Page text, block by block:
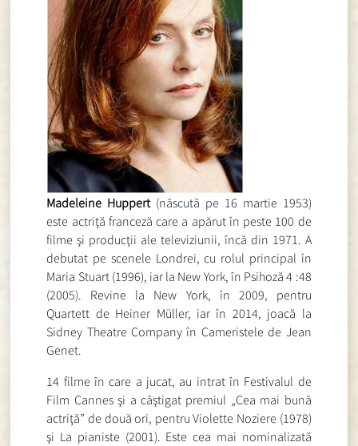
Madeleine Huppert(născută pe 16 martie 1953)
este actriţă franceză care a apărut în peste 100 de
filme şi producţii ale televiziunii, încă din 1971. A
debutat pe scenele Londrei, cu rolul principal în
Maria Stuart (1996), iar la New York, în Psihoză 4 :48
(2005). Revine la New York, în 2009, pentru
Quartett de Heiner Müller, iar în 2014, joacă la
Sidney Theatre Company în Cameristele de Jean
Genet.
14 filme în care a jucat, au intrat în Festivalul de
Film Cannes şi a câştigat premiul „Cea mai bună
actriţă” de două ori, pentru Violette Noziere (1978)
şi La pianiste (2001). Este cea mai nominalizată